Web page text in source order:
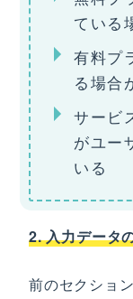
ている
有料プ
る場合
サービ
がユー
いる
2. 入力データ
前のセクショ